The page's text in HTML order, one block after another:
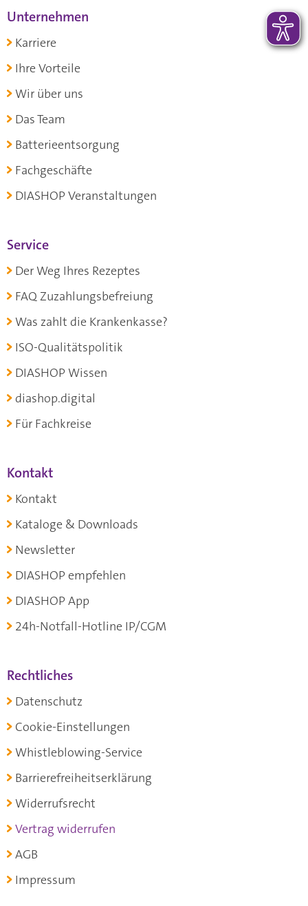
Unternehmen
Karriere
Ihre Vorteile
Wir über uns
Das Team
Batterieentsorgung
Fachgeschäfte
DIASHOP Veranstaltungen
Service
Der Weg Ihres Rezeptes
FAQ Zuzahlungsbefreiung
Was zahlt die Krankenkasse?
ISO-Qualitätspolitik
DIASHOP Wissen
diashop.digital
Für Fachkreise
Kontakt
Kontakt
Kataloge & Downloads
Newsletter
DIASHOP empfehlen
DIASHOP App
24h-Notfall-Hotline IP/CGM
Rechtliches
Datenschutz
Cookie-Einstellungen
Whistleblowing-Service
Barrierefreiheitserklärung
Widerrufsrecht
Vertrag widerrufen
AGB
Impressum